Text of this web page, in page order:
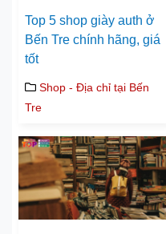
Top 5 shop giày auth ở
Bến Tre chính hãng, giá
tốt
Shop - Địa chỉ tại Bến
Tre